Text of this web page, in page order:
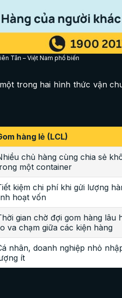
Tân – Việt Nam phổ biến
trong hai hình thức vận
hàng lẻ (LCL)
chủ hàng cùng chia sẻ
một container
kiệm chi phí khi gửi lượng
hoạt vốn
gian chờ đợi gom hàng lâu
va chạm giữa các kiện hàng
nhân, doanh nghiệp nhỏ
ít